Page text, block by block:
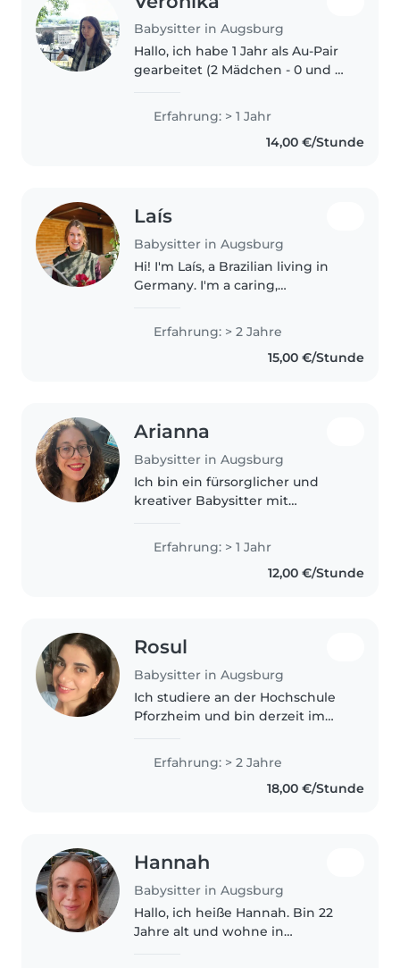
Babysitter in Augsburg
Hallo, ich habe 1 Jahr als Au-Pair
gearbeitet (2 Mädchen - 0 und 2
einen Ausbildung und könnte
gerne am Wochenende Ihnen
mit Kindern helfen, etwas
Erfahrung: > 1 Jahr
14,00 €/Stunde
Laís
Babysitter in Augsburg
Hi! I'm Laís, a Brazilian living in
Germany. I'm a caring,
who enjoys spending time with
children. I love creating a safe,
Erfahrung: > 2 Jahre
15,00 €/Stunde
Arianna
Babysitter in Augsburg
Ich bin ein fürsorglicher und
kreativer Babysitter mit
Kleinkindern. Ich liebe es, mit
Kindern zu malen, basteln und
zu spielen. Ab September
Erfahrung: > 1 Jahr
12,00 €/Stunde
Rosul
Babysitter in Augsburg
Ich studiere an der Hochschule
Pforzheim und bin derzeit im
würde ich gerne als Babysitterin
arbeiten. Früher habe ich eine
Hauswirtschaftsschule
Erfahrung: > 2 Jahre
18,00 €/Stunde
Hannah
Babysitter in Augsburg
Hallo, ich heiße Hannah. Bin 22
Jahre alt und wohne in